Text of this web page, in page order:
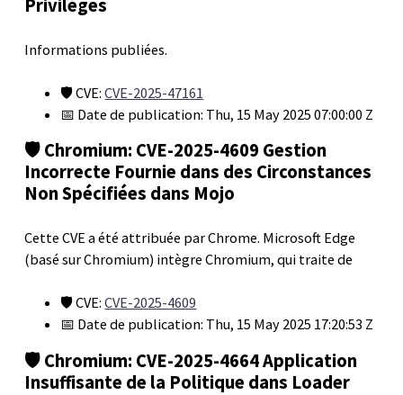
Privilèges
Informations publiées.
🛡️ CVE:CVE-2025-47161
📅 Date de publication: Thu, 15 May 2025 07:00:00 Z
🛡️ Chromium: CVE-2025-4609 Gestion
Incorrecte Fournie dans des Circonstances
Non Spécifiées dans Mojo
Cette CVE a été attribuée par Chrome. Microsoft Edge
(basé sur Chromium) intègre Chromium, qui traite de
🛡️ CVE:CVE-2025-4609
📅 Date de publication: Thu, 15 May 2025 17:20:53 Z
🛡️ Chromium: CVE-2025-4664 Application
Insuffisante de la Politique dans Loader